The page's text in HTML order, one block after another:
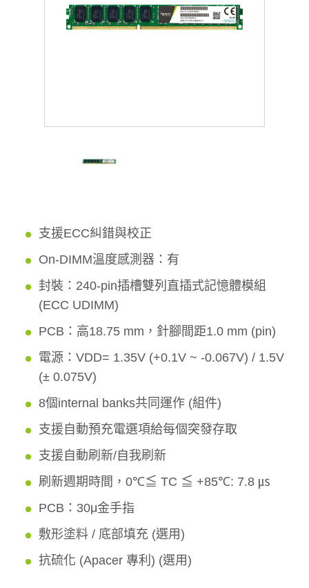
支援ECC糾錯與校正
On-DIMM溫度感測器：有
封裝：240-pin插槽雙列直插式記憶體模組
(ECC UDIMM)
PCB：高18.75 mm，針腳間距1.0 mm (pin)
電源：VDD= 1.35V (+0.1V ~ -0.067V) / 1.5V
(± 0.075V)
8個internal banks共同運作 (組件)
支援自動預充電選項給每個突發存取
支援自動刷新/自我刷新
刷新週期時間，0℃≦ TC ≦ +85℃: 7.8 ㎲
PCB：30μ金手指
敷形塗料 / 底部填充 (選用)
抗硫化 (Apacer 專利) (選用)